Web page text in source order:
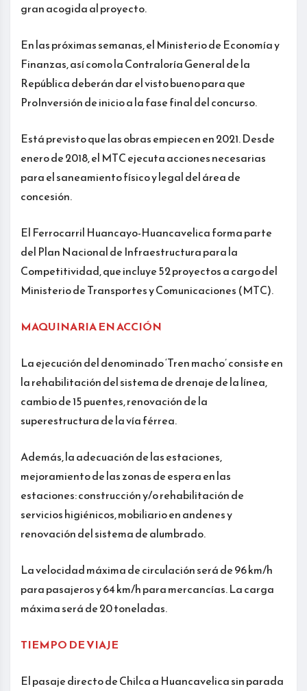
gran acogida al proyecto.
En las próximas semanas, el Ministerio de Economía y
Finanzas, así como la Contraloría General de la
República deberán dar el visto bueno para que
ProInversión de inicio a la fase final del concurso.
Está previsto que las obras empiecen en 2021. Desde
enero de 2018, el MTC ejecuta acciones necesarias
para el saneamiento físico y legal del área de
concesión.
El Ferrocarril Huancayo-Huancavelica forma parte
del Plan Nacional de Infraestructura para la
Competitividad, que incluye 52 proyectos a cargo del
Ministerio de Transportes y Comunicaciones (MTC).
MAQUINARIA EN ACCIÓN
La ejecución del denominado ‘Tren macho’ consiste en
la rehabilitación del sistema de drenaje de la línea,
cambio de 15 puentes, renovación de la
superestructura de la vía férrea.
Además, la adecuación de las estaciones,
mejoramiento de las zonas de espera en las
estaciones: construcción y/o rehabilitación de
servicios higiénicos, mobiliario en andenes y
renovación del sistema de alumbrado.
La velocidad máxima de circulación será de 96 km/h
para pasajeros y 64 km/h para mercancías. La carga
máxima será de 20 toneladas.
TIEMPO DE VIAJE
El pasaje directo de Chilca a Huancavelica sin parada